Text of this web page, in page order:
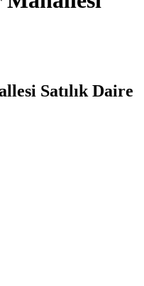
Satılık Daire